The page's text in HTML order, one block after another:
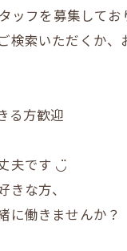
ッフを募集してお
検索いただくか、
る方歓迎
夫です ◡̈
きな方、
に働きませんか？